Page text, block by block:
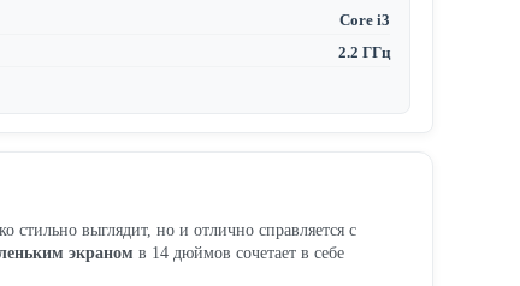
Core i3
2.2 ГГц
стильно выглядит, но и отлично справляется с
экраном в 14 дюймов сочетает в себе